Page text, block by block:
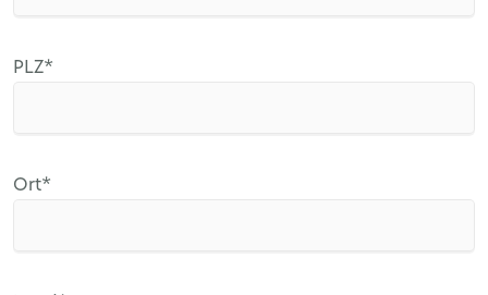
Pflichtfeld
PLZ*
Pflichtfeld
Ort*